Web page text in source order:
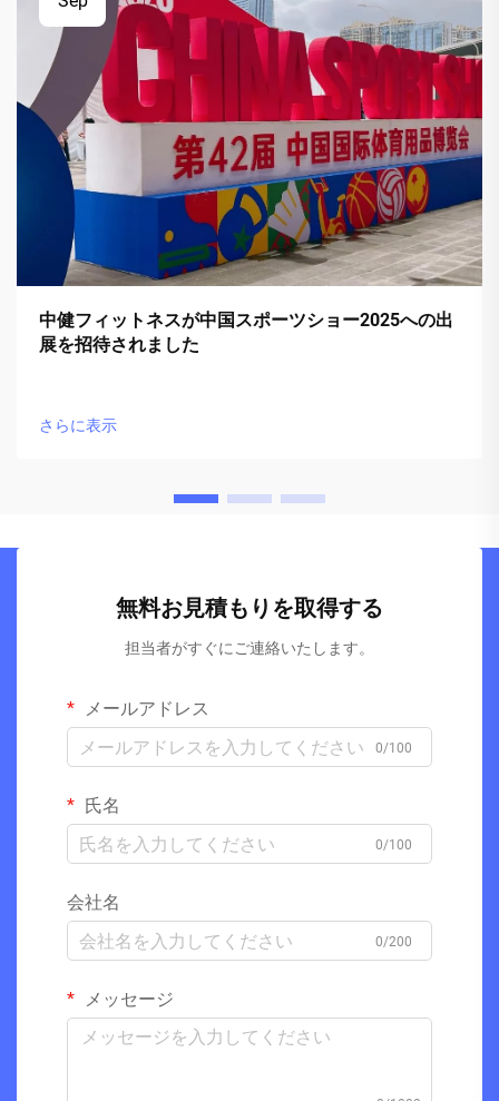
中健フィットネスが中国スポーツショー2025への出
展を招待されました
さらに表示
無料お見積もりを取得する
担当者がすぐにご連絡いたします。
メールアドレス
0/100
氏名
0/100
会社名
0/200
メッセージ